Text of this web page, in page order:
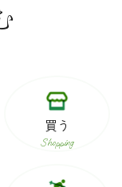
買う
Shopping